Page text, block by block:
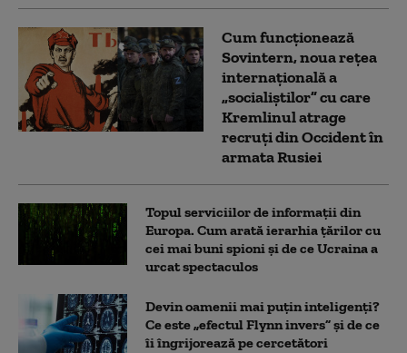
Cum funcționează
Sovintern, noua rețea
internațională a
„socialiștilor” cu care
Kremlinul atrage
recruți din Occident în
armata Rusiei
Topul serviciilor de informații din
Europa. Cum arată ierarhia țărilor cu
cei mai buni spioni și de ce Ucraina a
urcat spectaculos
Devin oamenii mai puțin inteligenți?
Ce este „efectul Flynn invers” și de ce
îi îngrijorează pe cercetători